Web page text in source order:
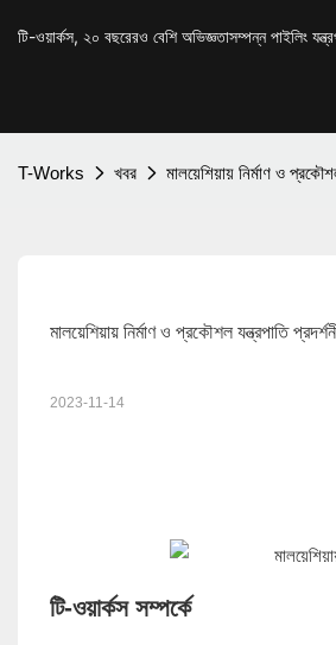
টি-ওয়ার্কস, ২০ বছরেরও বেশি অভিজ্ঞতাসম্পন্ন পাইলিং
T-Works খবর মালয়েশিয়ায় নির্মাণ ও
মালয়েশিয়ায় নির্মাণ ও প্রকৌশল যন্ত্রপাতি
2023-11-14
টি-ওয়ার্কস সম্পর্কে